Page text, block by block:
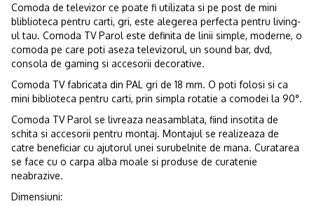
Comoda de televizor ce poate fi utilizata si pe post de mini
bliblioteca pentru carti, gri, este alegerea perfecta pentru living-
ul tau. Comoda TV Parol este definita de linii simple, moderne, o
comoda pe care poti aseza televizorul, un sound bar, dvd,
consola de gaming si accesorii decorative.
Comoda TV fabricata din PAL gri de 18 mm. O poti folosi si ca
mini biblioteca pentru carti, prin simpla rotatie a comodei la 90°.
Comoda TV Parol se livreaza neasamblata, fiind insotita de
schita si accesorii pentru montaj. Montajul se realizeaza de
catre beneficiar cu ajutorul unei surubelnite de mana. Curatarea
se face cu o carpa alba moale si produse de curatenie
neabrazive.
Dimensiuni: